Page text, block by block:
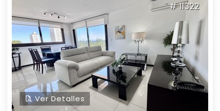
# 11322
Ver Detalles